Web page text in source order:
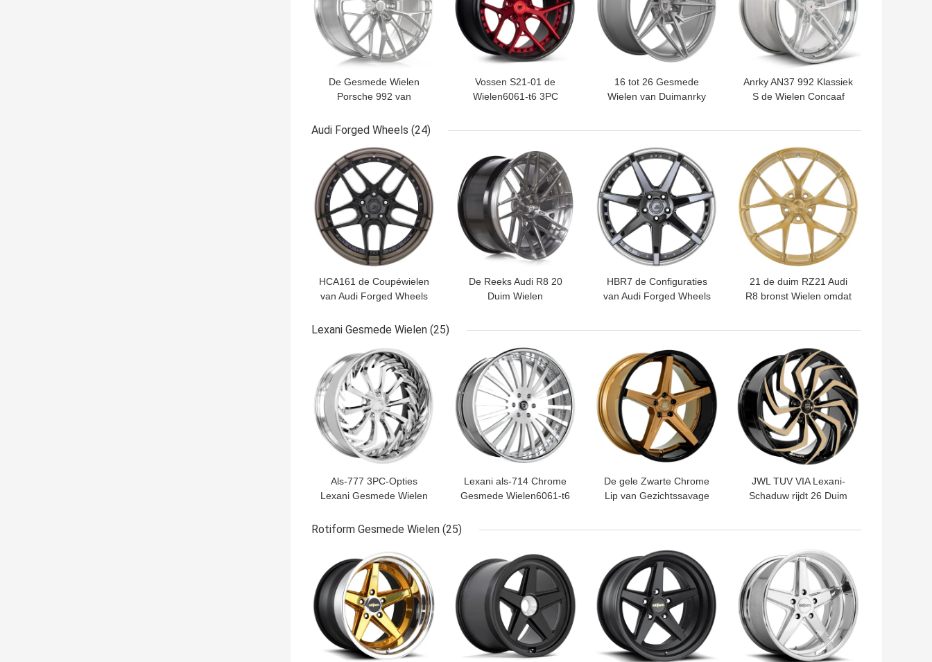
De Gesmede Wielen
Porsche 992 van
Anrkyan10 Reeks
Vossen S21-01 de
Wielen6061-t6 3PC
16 tot 26 Gesmede
Wielen van Duimanrky
Anrky AN37 992 Klassiek
S de Wielen Concaaf
Audi Forged Wheels (24)
HCA161 de Coupéwielen
van Audi Forged Wheels
BESTE PRIJS
De Reeks Audi R8 20
Duim Wielen
HBR7 de Configuraties
van Audi Forged Wheels
BESTE PRIJS
21 de duim RZ21 Audi
R8 bronst Wielen omdat
BESTE PRIJS
Lexani Gesmede Wielen (25)
Als-777 3PC-Opties
Lexani Gesmede Wielen
BESTE PRIJS
Lexani als-714 Chrome
Gesmede Wielen6061-t6
BESTE PRIJS
De gele Zwarte Chrome
Lip van Gezichtssavage
BESTE PRIJS
JWL TUV VIA Lexani-
Schaduw rijdt 26 Duim
BESTE PRIJS
Rotiform Gesmede Wielen (25)
BESTE PRIJS BESTE PRIJS